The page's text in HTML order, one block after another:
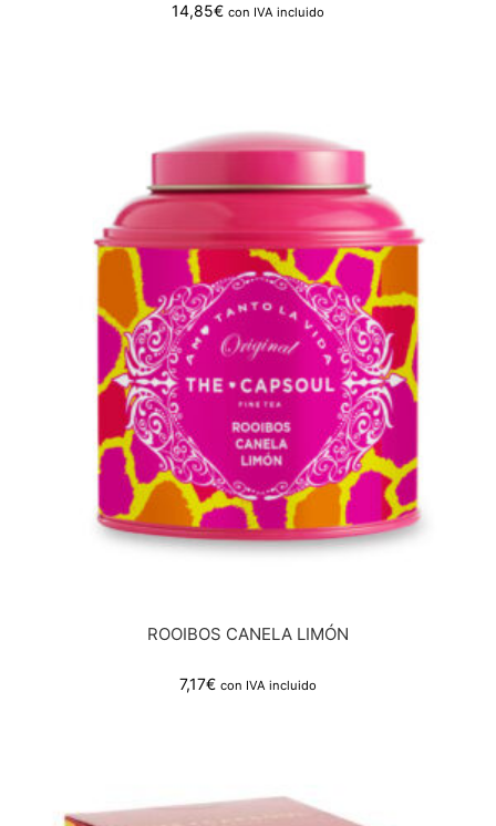
14,85€ con IVA incluido
ROOIBOS CANELA LIMÓN
7,17€ con IVA incluido